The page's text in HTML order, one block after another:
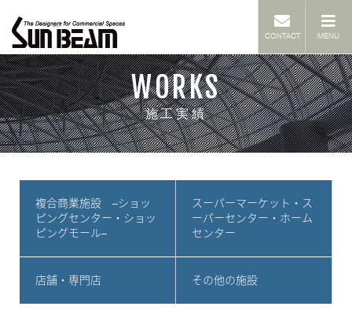
ナ
ビ
ゲ
ー
シ
ョ
ン
MENU
CONTACT
ホーム> 施工実績・ブログ等
WORKS
施工実績
複合商業施設 –ショッ
ピングセンター・ショッ
ピングモール–
スーパーマーケット・ス
ーパーセンター・ホーム
センター
店舗・専門店 その他の施設